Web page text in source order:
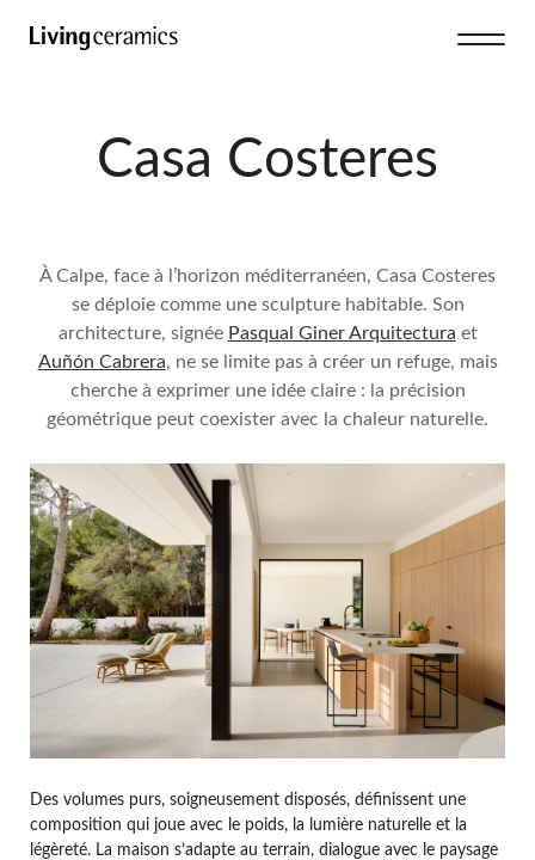
Casa Costeres
À Calpe, face à l’horizon méditerranéen, Casa Costeres
se déploie comme une sculpture habitable. Son
architecture, signée Pasqual Giner Arquitectura et
Auñón Cabrera, ne se limite pas à créer un refuge, mais
cherche à exprimer une idée claire : la précision
géométrique peut coexister avec la chaleur naturelle.
Des volumes purs, soigneusement disposés, définissent une
composition qui joue avec le poids, la lumière naturelle et la
légèreté. La maison s’adapte au terrain, dialogue avec le paysage